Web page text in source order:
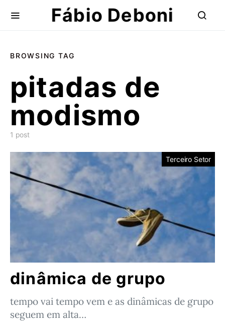
Fábio Deboni
BROWSING TAG
pitadas de
modismo
1 post
Terceiro Setor
dinâmica de grupo
tempo vai tempo vem e as dinâmicas de grupo
seguem em alta…